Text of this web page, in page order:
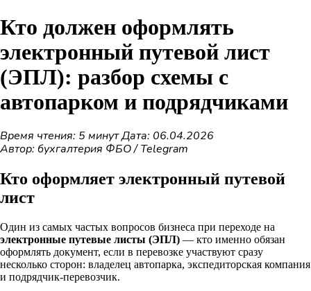
Кто должен оформлять
электронный путевой лист
(ЭПЛ): разбор схемы с
автопарком и подрядчиками
Время чтения: 5 минутДата: 06.04.2026
Автор: бухгалтерия ФБО / Telegram
Кто оформляет электронный путевой
лист
Один из самых частых вопросов бизнеса при переходе на
электронные путевые листы (ЭПЛ) — кто именно обязан
оформлять документ, если в перевозке участвуют сразу
несколько сторон: владелец автопарка, экспедиторская компания
и подрядчик-перевозчик.